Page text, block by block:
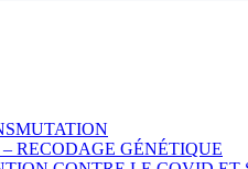
RECODAGE GÉNÉTIQUE